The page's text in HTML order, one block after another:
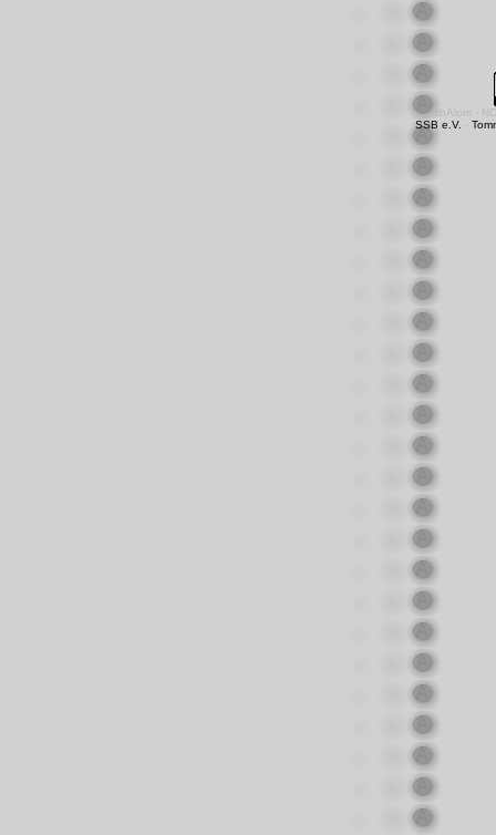
shAlom -
SSB e.V. -